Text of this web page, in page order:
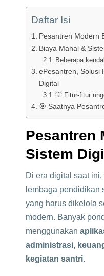
Daftar Isi
Pesantren Modern
Biaya Mahal &
Beberapa
ePesantren, Solusi
Digital
💡 Fitur-fitur
🎯 Saatnya
Pesantren
Sistem
Di era digital saat
lembaga pendidikan
yang harus dikelola
modern. Banyak
menggunakan
administrasi,
kegiatan santri.